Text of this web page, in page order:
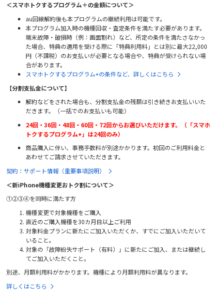
＜スマホトクするプログラム＋の金額について＞
au回線解約後も本プログラムの継続利用は可能です。
本プログラム加入時の機種回収・査定条件を満たす必要があります。
端末故障・破損時（例：画面割れ）など、所定の条件を満たさなかっ
た場合、特典の適用を受ける際に「特典利用料」とは別に最大22,000
円（不課税）のお支払いが必要となる場合や、特典が受けられない場
合があります。
スマホトクするプログラム+の条件など、詳しくはこちら
【分割支払金について】
解約などをされた場合も、分割支払金の残額は引き続きお支払いいた
だきます。（一括でのお支払いも可能）
24回・36回・48回・60回・72回からお選びいただけます。（「スマホ
トクするプログラム+」は24回のみ）
商品購入に伴い、事務手数料が別途かかります。初回のご利用料金と
あわせてご請求させていただきます。
契約：サポート情報（重要事項説明）
＜新iPhone機種変更おトク割について＞
①②③④を同時に満たす方
機種変更で対象機種をご購入
直近のご購入機種を30カ月目以上ご利用
対象料金プランに新たにご加入いただくか、すでにご加入いただいて
いること。
対象の「故障紛失サポート（有料）」に新たにご加入、または継続し
てご加入いただくこと。
別途、月額利用料がかかります。機種により月額利用料が異なります。
詳しくはこちら